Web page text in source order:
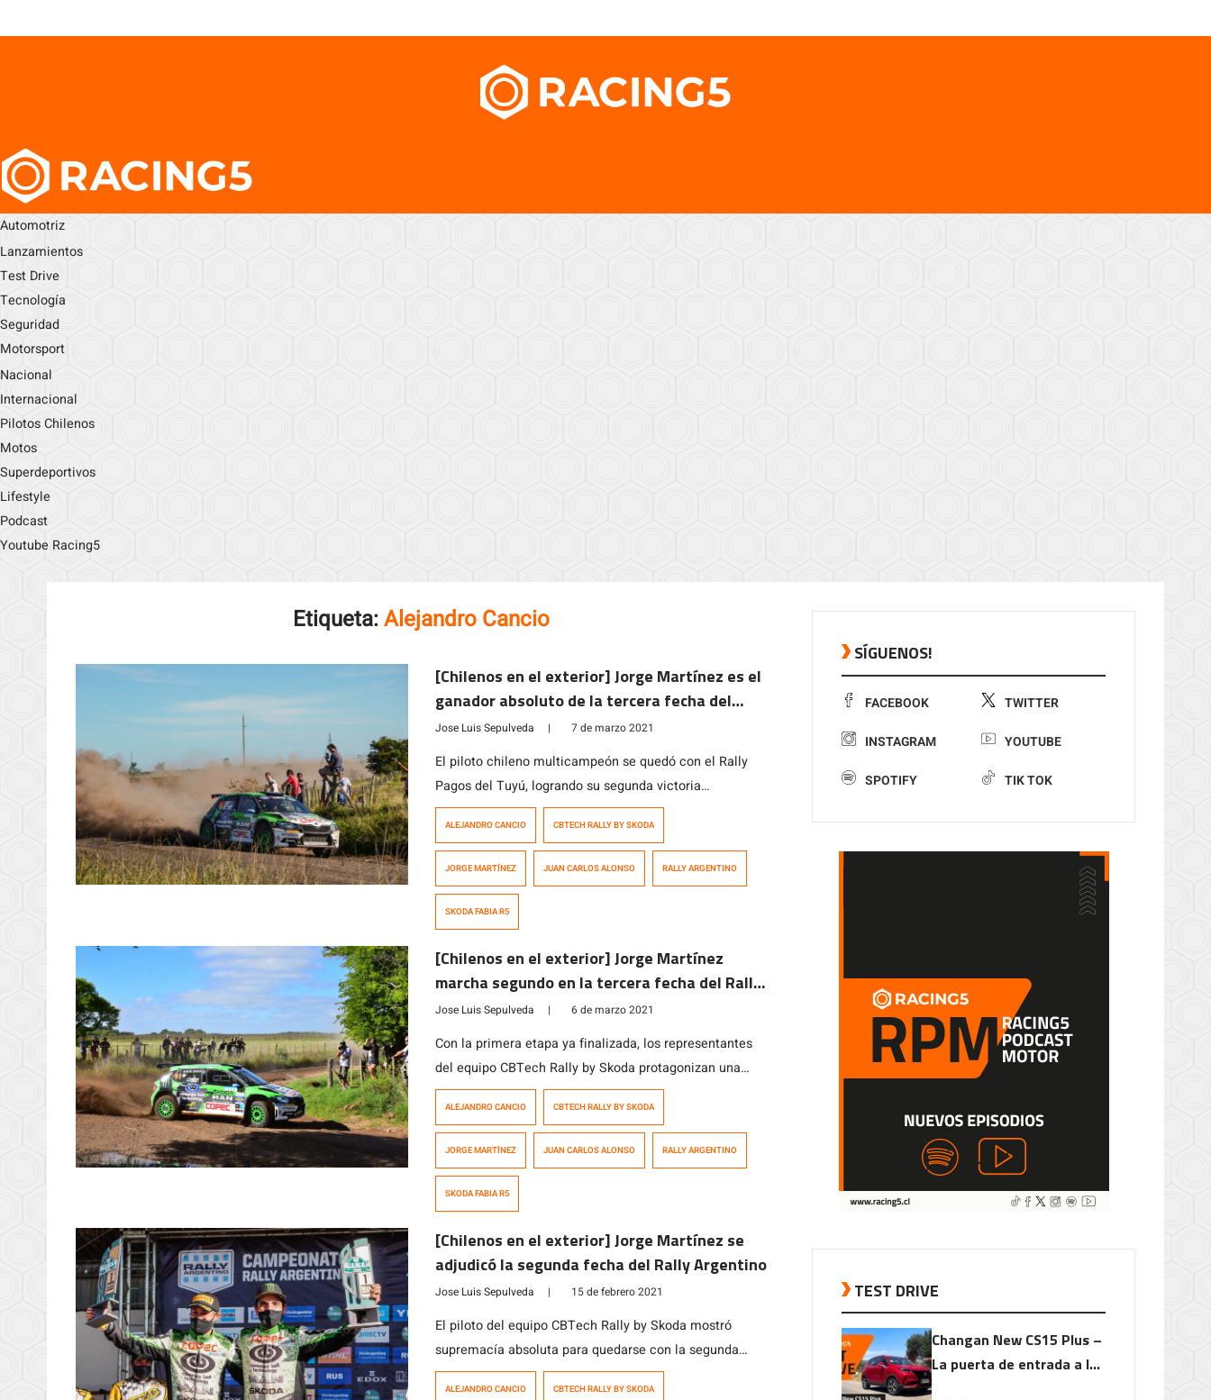
Automotriz
Lanzamientos
Test Drive
Tecnología
Seguridad
Motorsport
Nacional
Internacional
Pilotos Chilenos
Motos
Superdeportivos
Lifestyle
Podcast
Youtube Racing5
Etiqueta:Alejandro Cancio
[Chilenos en el exterior] Jorge Martínez es el
ganador absoluto de la tercera fecha del
Rally Argentino
Jose Luis Sepulveda | 7 de marzo 2021
El piloto chileno multicampeón se quedó con el Rally
Pagos del Tuyú, logrando su segunda victoria
consecutiva, luego de librar una estrecha disputa con
Juan Carlos Alonso, logró adjudicarse el tercer lugar,
logrando triple podio para el CBTech Rally by Skoda. Un
nuevo resultado positivo es […]
ALEJANDRO CANCIO CBTECH RALLY BY SKODA
JORGE MARTÍNEZ JUAN CARLOS ALONSO RALLY ARGENTINO
SKODA FABIA R5
[Chilenos en el exterior] Jorge Martínez
marcha segundo en la tercera fecha del Rally
Argentino
Jose Luis Sepulveda | 6 de marzo 2021
Con la primera etapa ya finalizada, los representantes
del equipo CBTech Rally by Skoda protagonizan una
entretenida disputa por el primer lugar en el Rally Pagos
quien logró el primer lugar al imponerse a Jorge
Martínez por apenas 2,7 segundos. En tanto, Juan
Carlos Alonso finalizó […]
ALEJANDRO CANCIO CBTECH RALLY BY SKODA
JORGE MARTÍNEZ JUAN CARLOS ALONSO RALLY ARGENTINO
SKODA FABIA R5
[Chilenos en el exterior] Jorge Martínez se
adjudicó la segunda fecha del Rally Argentino
Jose Luis Sepulveda | 15 de febrero 2021
El piloto del equipo CBTech Rally by Skoda mostró
supremacía absoluta para quedarse con la segunda
fecha del Rally Argentino, disputado en Cruz del Eje. Por
ALEJANDRO CANCIO CBTECH RALLY BY SKODA
SÍGUENOS!
FACEBOOK TWITTER
INSTAGRAM YOUTUBE
SPOTIFY TIK TOK
TEST DRIVE
Changan New CS15 Plus –
La puerta de entrada a la